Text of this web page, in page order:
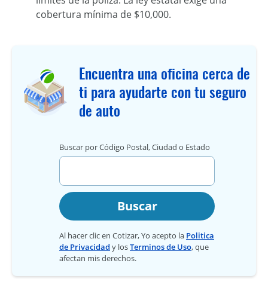
cobertura mínima de $10,000.
Encuentra una oficina cerca de
ti para ayudarte con tu seguro
de auto
Buscar por Código Postal, Ciudad o Estado
Buscar
Al hacer clic en Cotizar, Yo acepto la Politica
de Privacidad y losTerminos de Uso, que
afectan mis derechos.